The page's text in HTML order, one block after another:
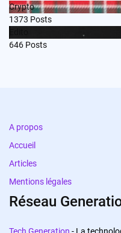
Crypto
1373 Posts
646 Posts
A propos
Accueil
Articles
Mentions légales
Réseau